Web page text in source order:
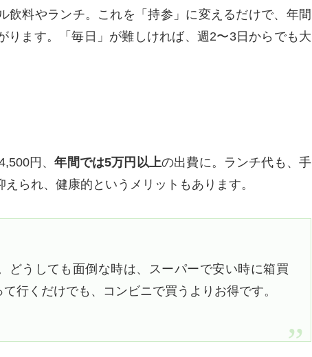
飲料やランチ。これを「持参」に変えるだけで、年間
ります。「毎日」が難しければ、週2〜3日からでも大
円、年間では5万円以上の出費に。ランチ代も、手
られ、健康的というメリットもあります。
どうしても面倒な時は、スーパーで安い時に箱買
行くだけでも、コンビニで買うよりお得です。